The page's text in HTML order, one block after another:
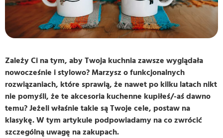
Zależy Ci na tym, aby Twoja kuchnia zawsze wyglądała
nowocześnie i stylowo? Marzysz o funkcjonalnych
rozwiązaniach, które sprawią, że nawet po kilku latach nikt
nie pomyśli, że te akcesoria kuchenne kupiłeś/-aś dawno
temu? Jeżeli właśnie takie są Twoje cele, postaw na
klasykę. W tym artykule podpowiadamy na co zwrócić
szczególną uwagę na zakupach.